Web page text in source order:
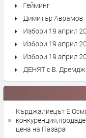
Гейминг
Димитър Аврамов
Избори 19 април
Избори 19 април
Избори 19 април
ДЕНЯТ с В.
Кърджалиецът
цена на Пазара